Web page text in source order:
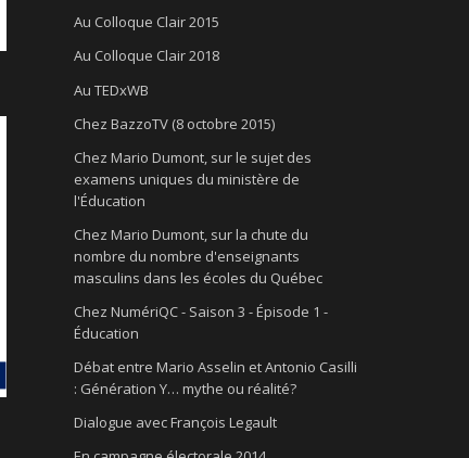
Au Colloque Clair 2015
Au Colloque Clair 2018
Au TEDxWB
Chez BazzoTV (8 octobre 2015)
Chez Mario Dumont, sur le sujet des
examens uniques du ministère de
l'Éducation
Chez Mario Dumont, sur la chute du
nombre du nombre d'enseignants
masculins dans les écoles du Québec
Chez NumériQC - Saison 3 - Épisode 1 -
Éducation
Débat entre Mario Asselin et Antonio Casilli
: Génération Y… mythe ou réalité?
Dialogue avec François Legault